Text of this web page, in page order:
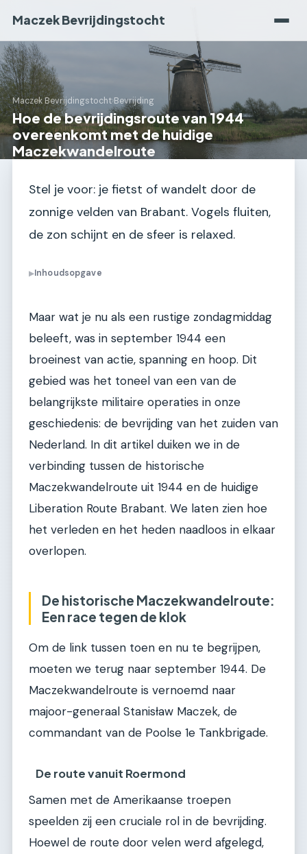
Maczek Bevrijdingstocht
Maczek Bevrijdingstocht›Bevrijding
Hoe de bevrijdingsroute van 1944
overeenkomt met de huidige
Maczekwandelroute
Stel je voor: je fietst of wandelt door de
zonnige velden van Brabant. Vogels fluiten,
de zon schijnt en de sfeer is relaxed.
▶Inhoudsopgave
Maar wat je nu als een rustige zondagmiddag
beleeft, was in september 1944 een
broeinest van actie, spanning en hoop. Dit
gebied was het toneel van een van de
belangrijkste militaire operaties in onze
geschiedenis: de bevrijding van het zuiden van
Nederland. In dit artikel duiken we in de
verbinding tussen de historische
Maczekwandelroute uit 1944 en de huidige
Liberation Route Brabant. We laten zien hoe
het verleden en het heden naadloos in elkaar
overlopen.
De historische Maczekwandelroute:
Een race tegen de klok
Om de link tussen toen en nu te begrijpen,
moeten we terug naar september 1944. De
Maczekwandelroute is vernoemd naar
majoor-generaal Stanisław Maczek, de
commandant van de Poolse 1e Tankbrigade.
De route vanuit Roermond
Samen met de Amerikaanse troepen
speelden zij een cruciale rol in de bevrijding.
Hoewel de route door velen werd afgelegd,